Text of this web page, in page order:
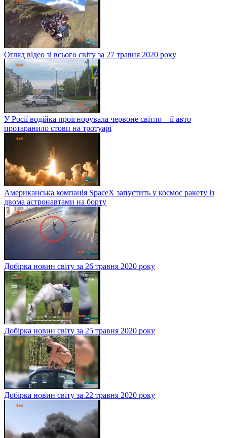
Огляд відео зі всього світу за 27 травня 2020 року
У Росії водійка проігнорувала червоне світло – її авто
протаранило стовп на тротуарі
Американська компанія SpaceX запустить у космос ракету із
двома астронавтами на борту
Добірка новин світу за 26 травня 2020 року
Добірка новин світу за 25 травня 2020 року
Добірка новин світу за 22 травня 2020 року